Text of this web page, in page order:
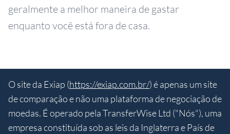
geralmente a melhor maneira de gastar
enquanto você está fora de casa.
O site da Exiap (https://exiap.com.br/) é apenas um site
de comparação e não uma plataforma de negociação de
moedas. É operado pela TransferWise Ltd ("Nós"), uma
empresa constituída sob as leis da Inglaterra e País de